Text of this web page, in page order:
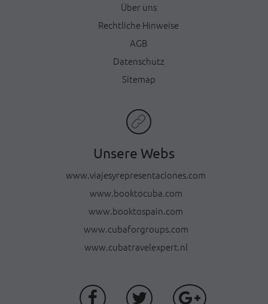
Über uns
Rechtliche Hinweise
AGB
Datenschutz
Sitemap
Unsere Webs
www.viajesyrepresentaciones.com
www.booktocuba.com
www.booktospain.com
www.cubaforgroups.com
www.cubatravelexpert.nl